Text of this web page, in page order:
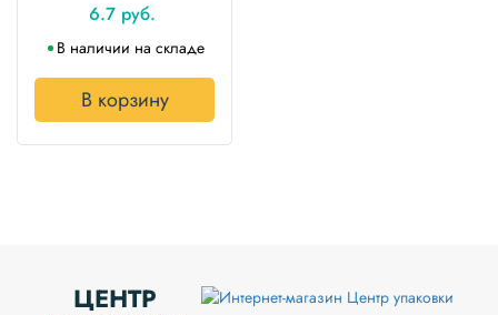
6.7 руб.
В наличии на складе
В корзину
ЦЕНТР